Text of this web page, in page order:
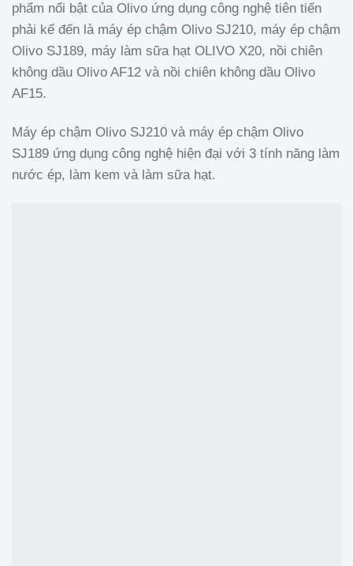
phẩm nổi bật của Olivo ứng dụng công nghệ tiên tiến
phải kể đến là máy ép chậm Olivo SJ210, máy ép chậm
Olivo SJ189, máy làm sữa hạt OLIVO X20, nồi chiên
không dầu Olivo AF12 và nồi chiên không dầu Olivo
AF15.
Máy ép chậm Olivo SJ210 và máy ép chậm Olivo
SJ189 ứng dụng công nghệ hiện đại với 3 tính năng làm
nước ép, làm kem và làm sữa hạt.